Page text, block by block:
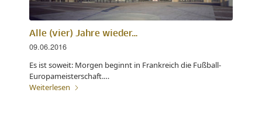
Alle (vier) Jahre wieder…
09.06.2016
Es ist soweit: Morgen beginnt in Frankreich die Fußball-
Europameisterschaft.…
Weiterlesen